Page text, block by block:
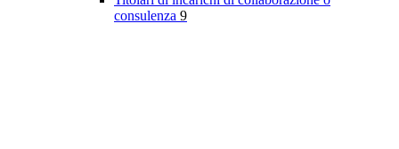
consulenza 9